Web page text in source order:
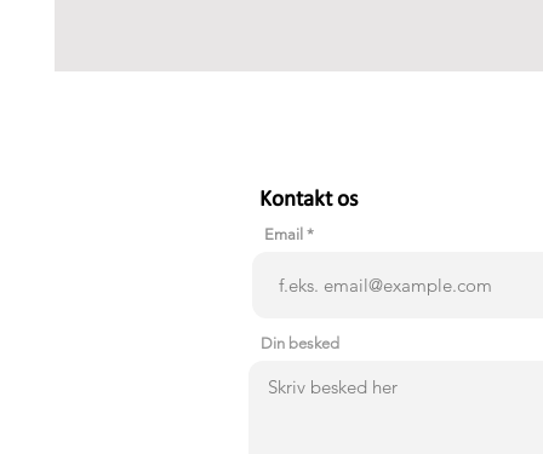
Kontakt os
Email
Din besked